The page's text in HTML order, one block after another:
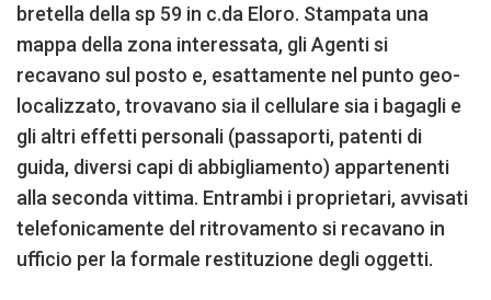
bretella della sp 59 in c.da Eloro. Stampata una
mappa della zona interessata, gli Agenti si
recavano sul posto e, esattamente nel punto geo-
localizzato, trovavano sia il cellulare sia i bagagli e
gli altri effetti personali (passaporti, patenti di
guida, diversi capi di abbigliamento) appartenenti
alla seconda vittima. Entrambi i proprietari, avvisati
telefonicamente del ritrovamento si recavano in
ufficio per la formale restituzione degli oggetti.